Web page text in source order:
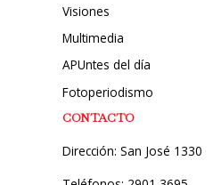
Visiones
Multimedia
APUntes del día
Fotoperiodismo
CONTACTO
Dirección: San José 1330